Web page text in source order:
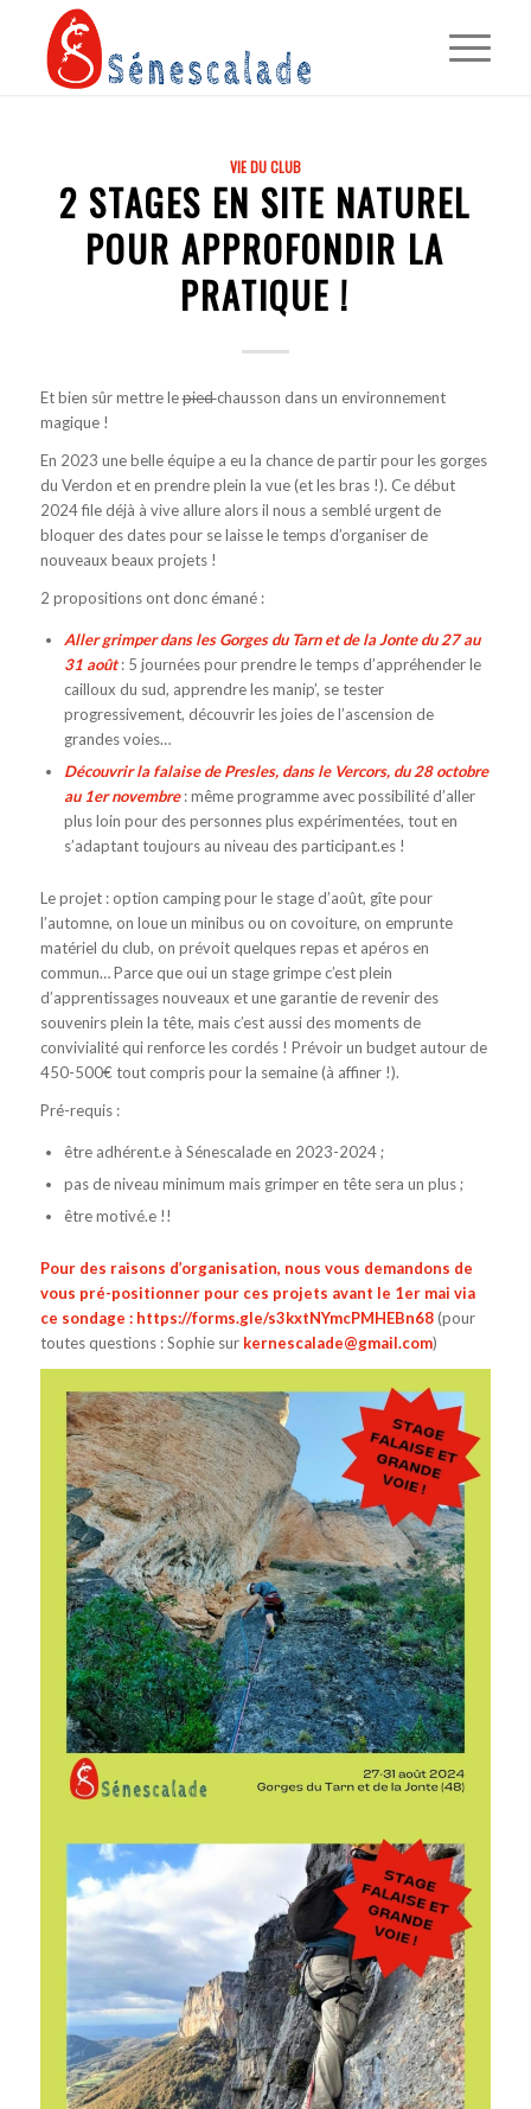
VIE DU CLUB
2 STAGES EN SITE NATUREL
POUR APPROFONDIR LA
PRATIQUE !
Et bien sûr mettre lepiedchausson dans un environnement
magique !
En 2023 une belle équipe a eu la chance de partir pour les gorges
du Verdon et en prendre plein la vue (et les bras !). Ce début
2024 file déjà à vive allure alors il nous a semblé urgent de
bloquer des dates pour se laisse le temps d’organiser de
nouveaux beaux projets !
2 propositions ont donc émané :
Aller grimper dans les Gorges du Tarn et de la Jonte du 27 au
31 août: 5 journées pour prendre le temps d’appréhender le
cailloux du sud, apprendre les manip’, se tester
progressivement, découvrir les joies de l’ascension de
grandes voies…
Découvrir la falaise de Presles, dans le Vercors, du 28 octobre
au 1er novembre: même programme avec possibilité d’aller
plus loin pour des personnes plus expérimentées, tout en
s’adaptant toujours au niveau des participant.es !
Le projet : option camping pour le stage d’août, gîte pour
l’automne, on loue un minibus ou on covoiture, on emprunte
matériel du club, on prévoit quelques repas et apéros en
commun… Parce que oui un stage grimpe c’est plein
d’apprentissages nouveaux et une garantie de revenir des
souvenirs plein la tête, mais c’est aussi des moments de
convivialité qui renforce les cordés ! Prévoir un budget autour de
450-500€ tout compris pour la semaine (à affiner !).
Pré-requis :
être adhérent.e à Sénescalade en 2023-2024 ;
pas de niveau minimum mais grimper en tête sera un plus ;
être motivé.e !!
Pour des raisons d’organisation, nous vous demandons de
vous pré-positionner pour ces projets avant le 1er mai via
ce sondage : https://forms.gle/s3kxtNYmcPMHEBn68(pour
toutes questions : Sophie sur kernescalade@gmail.com)